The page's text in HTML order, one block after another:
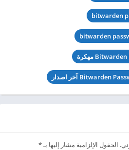
bitwarden
bitwarden
الحقول الإلزامية مشار إليها بـ*